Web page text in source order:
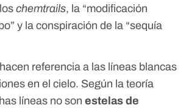
chemtrails, la “modificación
” y la conspiración de la “sequía
hacen referencia a las líneas blancas
en el cielo. Según la teoría
líneas no son estelas de